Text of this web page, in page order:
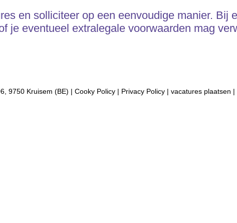
en solliciteer op een eenvoudige manier. Bij
je eventueel extralegale voorwaarden mag
9750 Kruisem (BE) | Cooky Policy | Privacy Policy | vacatures plaatsen |